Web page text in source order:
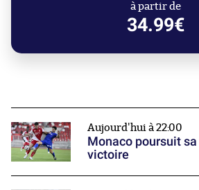
à partir de
34.99€
Aujourd'hui à 22:00
Monaco poursuit
victoire